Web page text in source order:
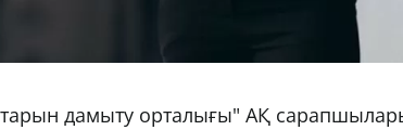
дамыту орталығы" АҚ